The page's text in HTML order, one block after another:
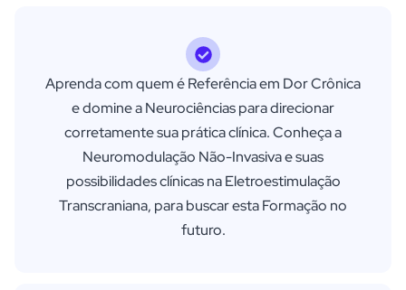
Aprenda com quem é Referência em Dor Crônica
e domine a Neurociências para direcionar
corretamente sua prática clínica. Conheça a
Neuromodulação Não-Invasiva e suas
possibilidades clínicas na Eletroestimulação
Transcraniana, para buscar esta Formação no
futuro.